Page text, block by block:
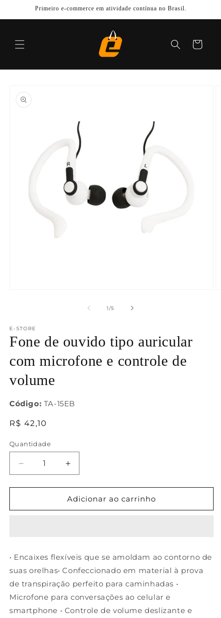
para o
conteúdo
Primeiro e-commerce em atividade contínua no Brasil.
Carrinho
informações
do produto
modal
1/de
5
E-STORE
Fone de ouvido tipo auricular
com microfone e controle de
volume
Código: TA-15EB
Preço
R$ 42,10
Quantidade
Diminuir
a
quantidade
Fone
com
microfone
e
controle
de
volume
Aumentar
a
quantidade
de
Fone
com
microfone
e
de
volume
Adicionar ao carrinho
• Encaixes flexíveis que se amoldam ao contorno de
suas orelhas• Confeccionado em material à prova
de transpiração perfeito para caminhadas •
Microfone para conversações ao celular e
smartphone • Controle de volume deslizante e